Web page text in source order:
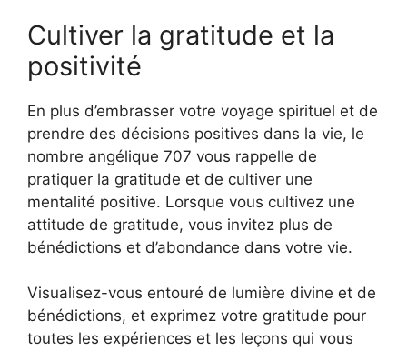
Cultiver la gratitude et la
positivité
En plus d’embrasser votre voyage spirituel et de
prendre des décisions positives dans la vie, le
nombre angélique 707 vous rappelle de
pratiquer la gratitude et de cultiver une
mentalité positive. Lorsque vous cultivez une
attitude de gratitude, vous invitez plus de
bénédictions et d’abondance dans votre vie.
Visualisez-vous entouré de lumière divine et de
bénédictions, et exprimez votre gratitude pour
toutes les expériences et les leçons qui vous